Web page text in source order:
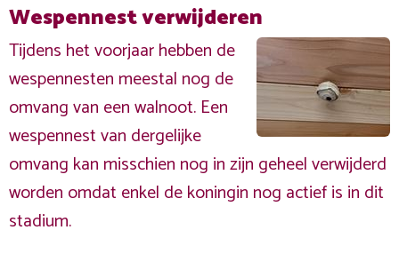
Wespennest verwijderen
Tijdens het voorjaar hebben de
wespennesten meestal nog de
omvang van een walnoot. Een
wespennest van dergelijke
omvang kan misschien nog in zijn geheel verwijderd
worden omdat enkel de koningin nog actief is in dit
stadium.